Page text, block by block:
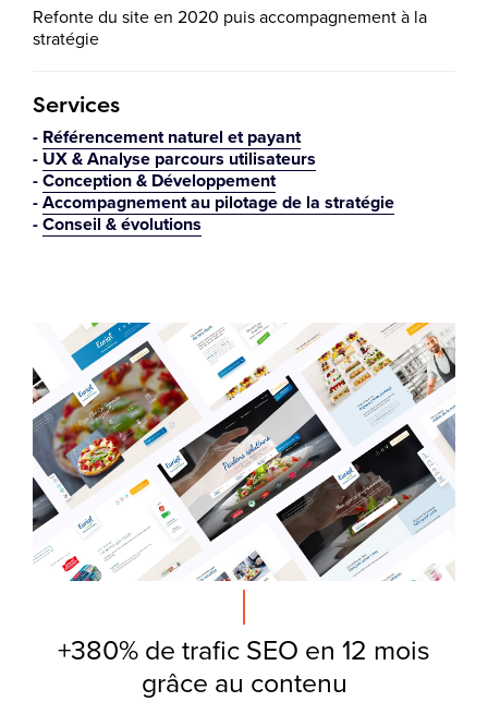
Refonte du site en 2020 puis accompagnement à la
stratégie
Services
Référencement naturel et payant
UX & Analyse parcours utilisateurs
Conception & Développement
Accompagnement au pilotage de la stratégie
Conseil & évolutions
+380% de trafic SEO en 12 mois
grâce au contenu